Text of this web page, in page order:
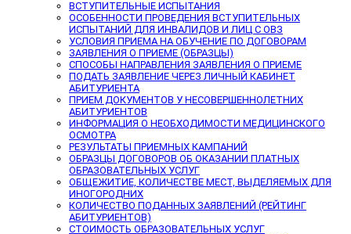
ВСТУПИТЕЛЬНЫЕ ИСПЫТАНИЯ
ОСОБЕННОСТИ ПРОВЕДЕНИЯ ВСТУПИТЕЛЬНЫХ
ИСПЫТАНИЙ ДЛЯ ИНВАЛИДОВ И ЛИЦ С ОВЗ
УСЛОВИЯ ПРИЕМА НА ОБУЧЕНИЕ ПО ДОГОВОРАМ
ЗАЯВЛЕНИЯ О ПРИЕМЕ (ОБРАЗЦЫ)
СПОСОБЫ НАПРАВЛЕНИЯ ЗАЯВЛЕНИЯ О ПРИЕМЕ
ПОДАТЬ ЗАЯВЛЕНИЕ ЧЕРЕЗ ЛИЧНЫЙ КАБИНЕТ
АБИТУРИЕНТА
ПРИЕМ ДОКУМЕНТОВ У НЕСОВЕРШЕННОЛЕТНИХ
АБИТУРИЕНТОВ
ИНФОРМАЦИЯ О НЕОБХОДИМОСТИ МЕДИЦИНСКОГО
ОСМОТРА
РЕЗУЛЬТАТЫ ПРИЕМНЫХ КАМПАНИЙ
ОБРАЗЦЫ ДОГОВОРОВ ОБ ОКАЗАНИИ ПЛАТНЫХ
ОБРАЗОВАТЕЛЬНЫХ УСЛУГ
ОБЩЕЖИТИЕ, КОЛИЧЕСТВЕ МЕСТ, ВЫДЕЛЯЕМЫХ ДЛЯ
ИНОГОРОДНИХ
КОЛИЧЕСТВО ПОДАННЫХ ЗАЯВЛЕНИЙ (РЕЙТИНГ
АБИТУРИЕНТОВ)
СТОИМОСТЬ ОБРАЗОВАТЕЛЬНЫХ УСЛУГ